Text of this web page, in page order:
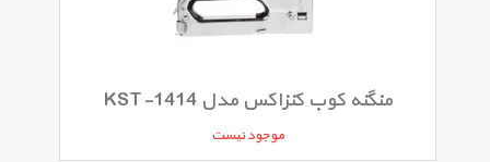
منگنه کوب کنزاکس مدل KST-1414
موجود نیست